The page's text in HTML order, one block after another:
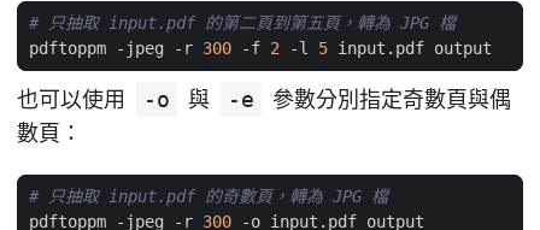
# 只抽取 input.pdf 的第二頁到第五頁，轉為 JPG 檔
pdftoppm -jpeg -r 300 -f 2 -l 5
也可以使用 -o 與 -e
參數分別指定奇數頁與偶
數頁：
# 只抽取 input.pdf 的奇數頁，轉為 JPG 檔
pdftoppm -jpeg -r 300